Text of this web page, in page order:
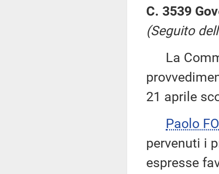
C. 3539
(Seguito
La
21 aprile
Paolo
pervenuti i
espresse